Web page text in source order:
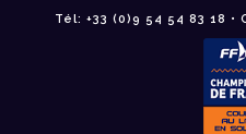
Tél: +33 (0)9 54 54 83 18 •